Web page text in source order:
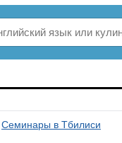
Семинары в Тбилиси